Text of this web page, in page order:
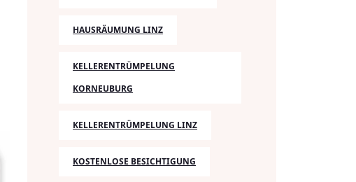
HAUSRÄUMUNG LINZ
KELLERENTRÜMPELUNG
KORNEUBURG
KELLERENTRÜMPELUNG LINZ
KOSTENLOSE BESICHTIGUNG